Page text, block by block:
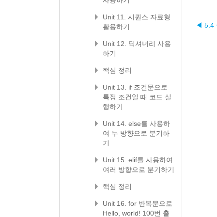
◀ 5.4
Unit 11. 시퀀스 자료형
활용하기
Unit 12. 딕셔너리 사용
하기
핵심 정리
Unit 13. if 조건문으로
특정 조건일 때 코드 실
행하기
Unit 14. else를 사용하
여 두 방향으로 분기하
기
Unit 15. elif를 사용하여
여러 방향으로 분기하기
핵심 정리
Unit 16. for 반복문으로
Hello, world! 100번 출